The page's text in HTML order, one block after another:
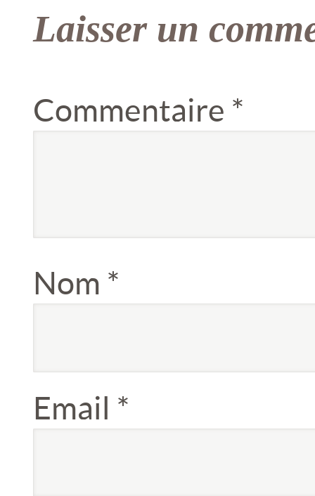
Laisser un
Commentaire *
Nom *
Email *